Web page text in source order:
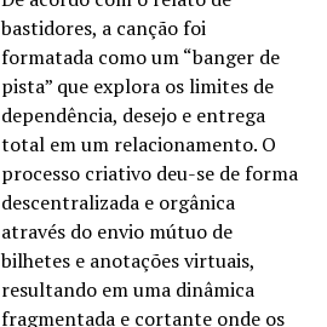
bastidores, a canção foi
formatada como um “banger de
pista” que explora os limites de
dependência, desejo e entrega
total em um relacionamento. O
processo criativo deu-se de forma
descentralizada e orgânica
através do envio mútuo de
bilhetes e anotações virtuais,
resultando em uma dinâmica
fragmentada e cortante onde os